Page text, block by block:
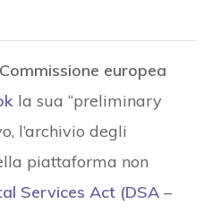
Commissione europea
la sua “preliminary
l’archivio degli
piattaforma non
Services Act (DSA –